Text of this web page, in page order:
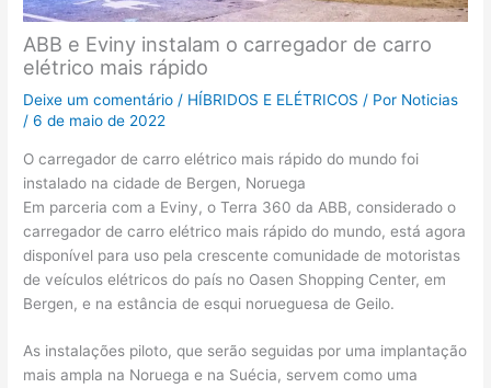
ABB e Eviny instalam o carregador de carro
elétrico mais rápido
Deixe um comentário / HÍBRIDOS E ELÉTRICOS / Por Noticias
/6 de maio de 2022
O carregador de carro elétrico mais rápido do mundo foi
instalado na cidade de Bergen, Noruega
Em parceria com a Eviny, o Terra 360 da ABB, considerado o
carregador de carro elétrico mais rápido do mundo, está agora
disponível para uso pela crescente comunidade de motoristas
de veículos elétricos do país no Oasen Shopping Center, em
Bergen, e na estância de esqui norueguesa de Geilo.
As instalações piloto, que serão seguidas por uma implantação
mais ampla na Noruega e na Suécia, servem como uma